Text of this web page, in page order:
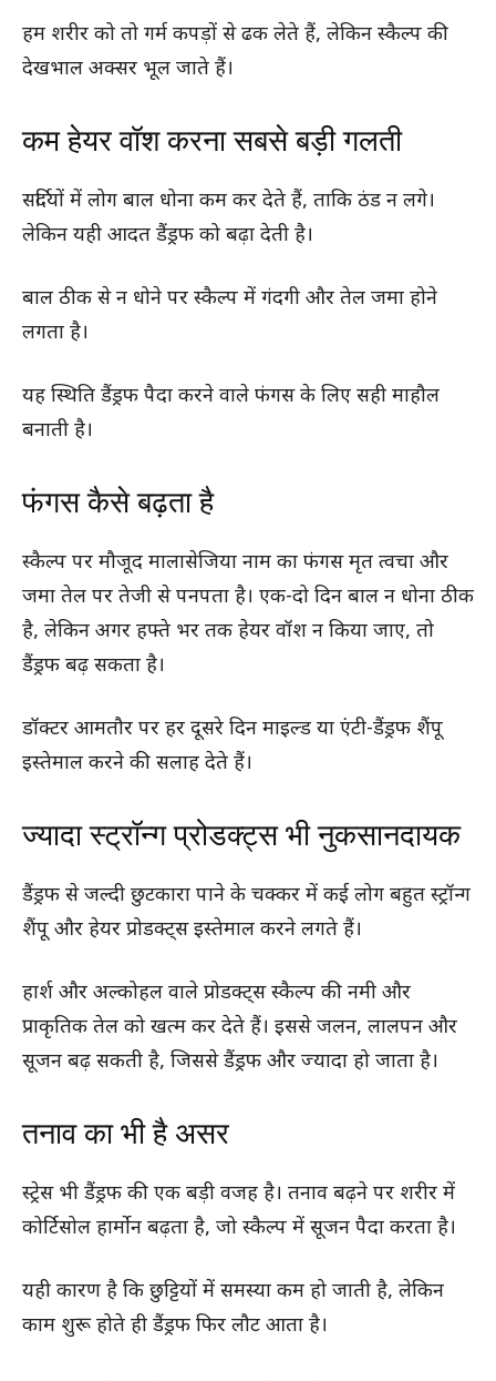
हम शरीर को तो गर्म कपड़ों से ढक लेते हैं, लेकिन स्कैल्प की
देखभाल अक्सर भूल जाते हैं।
कम हेयर वॉश करना सबसे बड़ी गलती
सर्दियों में लोग बाल धोना कम कर देते हैं, ताकि ठंड न लगे।
लेकिन यही आदत डैंड्रफ को बढ़ा देती है।
बाल ठीक से न धोने पर स्कैल्प में गंदगी और तेल जमा होने
लगता है।
यह स्थिति डैंड्रफ पैदा करने वाले फंगस के लिए सही माहौल
बनाती है।
फंगस कैसे बढ़ता है
स्कैल्प पर मौजूद मालासेजिया नाम का फंगस मृत त्वचा और
जमा तेल पर तेजी से पनपता है। एक-दो दिन बाल न धोना ठीक
है, लेकिन अगर हफ्ते भर तक हेयर वॉश न किया जाए, तो
डैंड्रफ बढ़ सकता है।
डॉक्टर आमतौर पर हर दूसरे दिन माइल्ड या एंटी-डैंड्रफ शैंपू
इस्तेमाल करने की सलाह देते हैं।
ज्यादा स्ट्रॉन्ग प्रोडक्ट्स भी नुकसानदायक
डैंड्रफ से जल्दी छुटकारा पाने के चक्कर में कई लोग बहुत स्ट्रॉन्ग
शैंपू और हेयर प्रोडक्ट्स इस्तेमाल करने लगते हैं।
हार्श और अल्कोहल वाले प्रोडक्ट्स स्कैल्प की नमी और
प्राकृतिक तेल को खत्म कर देते हैं। इससे जलन, लालपन और
सूजन बढ़ सकती है, जिससे डैंड्रफ और ज्यादा हो जाता है।
तनाव का भी है असर
स्ट्रेस भी डैंड्रफ की एक बड़ी वजह है। तनाव बढ़ने पर शरीर में
कोर्टिसोल हार्मोन बढ़ता है, जो स्कैल्प में सूजन पैदा करता है।
यही कारण है कि छुट्टियों में समस्या कम हो जाती है, लेकिन
काम शुरू होते ही डैंड्रफ फिर लौट आता है।